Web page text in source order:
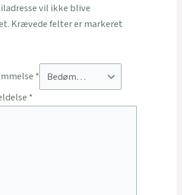
vil ikke blive
Krævede felter er markeret
*
*